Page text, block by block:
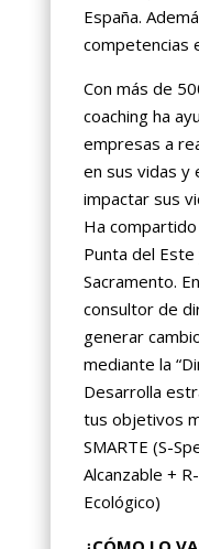
España.
competencias
Con más de
coaching ha
empresas a
en sus vidas y
impactar sus
Ha
Punta del Este
Sacramento.
consultor de
generar
mediante la
Desarrolla
tus objetivos
SMARTE (S-
Alcanzable +
Ecológico)